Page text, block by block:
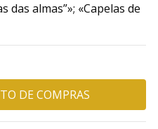
almas”»; «Capelas de